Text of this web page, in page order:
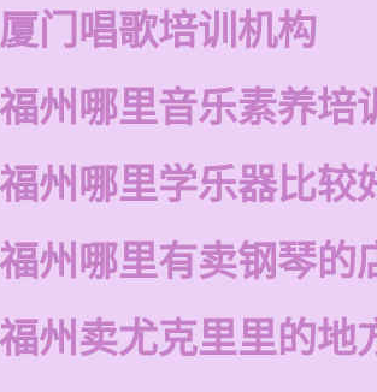
厦门唱歌培训机构
福州哪里音乐素养培
福州哪里学乐器比较
福州哪里有卖钢琴的
福州卖尤克里里的地